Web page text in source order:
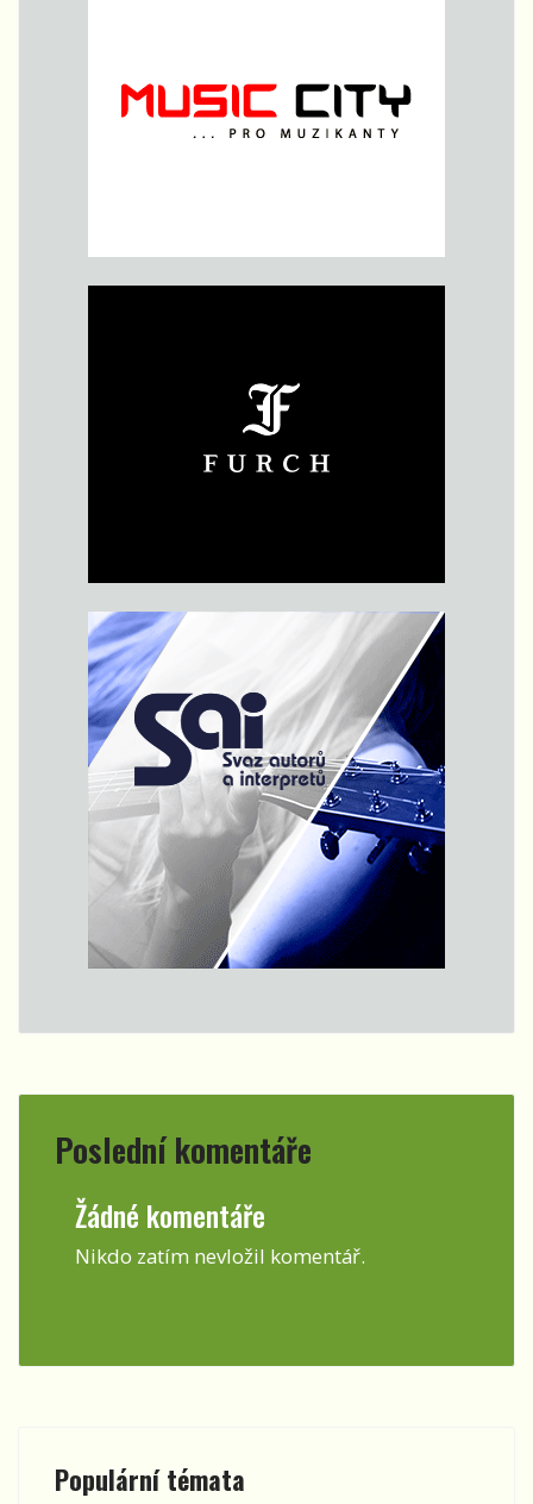
Poslední komentáře
Žádné komentáře
Nikdo zatím nevložil komentář.
Populární témata